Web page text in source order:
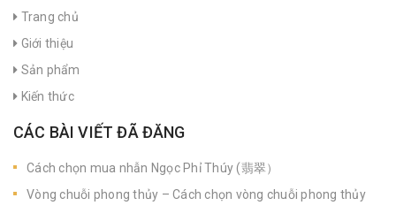
Trang chủ
Giới thiệu
Sản phẩm
Kiến thức
CÁC BÀI VIẾT ĐÃ ĐĂNG
Cách chọn mua nhẫn Ngọc Phỉ Thúy (翡翠）
Vòng chuỗi phong thủy – Cách chọn vòng chuỗi phong thủy